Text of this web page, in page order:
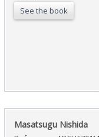
See the book
‎Masatsugu Nishida‎